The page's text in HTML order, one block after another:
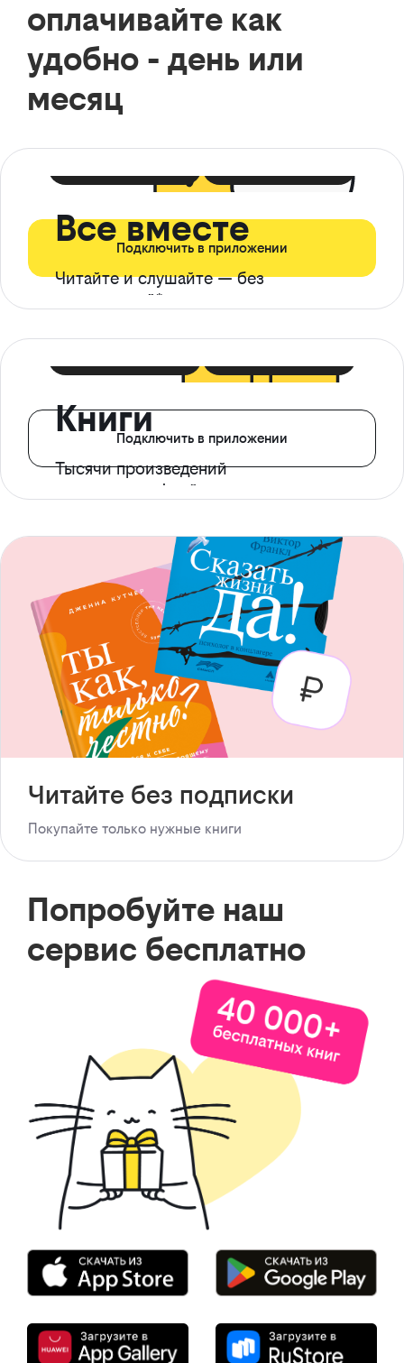
оплачивайте как
удобно - день или
месяц
Все вместе
Читайте и слушайте — без
ограничений*
Подключить в приложении
Книги
Тысячи произведений
с доступом офлайн
Подключить в приложении
Читайте без подписки
Покупайте только нужные книги
Попробуйте наш
сервис бесплатно